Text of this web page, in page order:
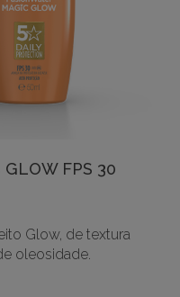
FPS 30
Glow, de textura
oleosidade.